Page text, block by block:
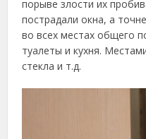
порыве злости их
пострадали окна, а
во всех местах общего
туалеты и кухня.
стекла и т.д.